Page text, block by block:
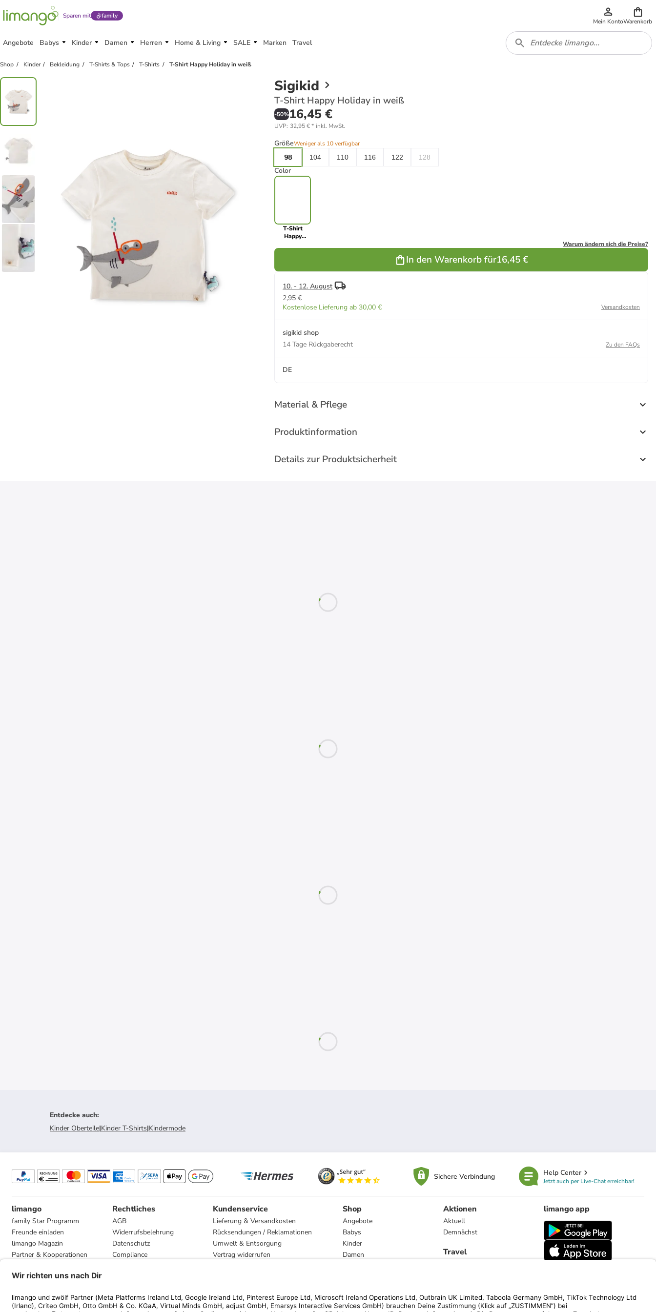
Sparen mit family
Mein KontoWarenkorb
Angebote Babys Kinder Damen Herren Home & Living SALE Marken Travel
Shop Kinder Bekleidung T-Shirts & Tops T-Shirts T-Shirt Happy Holiday in weiß
Sigikid
T-Shirt Happy Holiday in weiß
-50%16,45 €
UVP: 32,95 €* inkl. MwSt.
GrößeWeniger als 10 verfügbar
98
104 110 116 122 128
Color
T-Shirt
Happy
Warum ändern sich die Preise?
In den Warenkorb für16,45 €
10. - 12. August
2,95 €
Kostenlose Lieferung ab 30,00 €
Versandkosten
sigikid shop
14 Tage Rückgaberecht
Zu den FAQs
DE
Material & Pflege
Produktinformation
Details zur Produktsicherheit
Entdecke auch:
Kinder Oberteile|Kinder T-Shirts|Kindermode
Sichere Verbindung Help Center
Jetzt auch per Live-Chat erreichbar!
limango
family Star Programm
Freunde einladen
limango Magazin
Partner & Kooperationen
Presse
Rechtliches
AGB
Widerrufsbelehrung
Datenschutz
Compliance
Kundenservice
Lieferung & Versandkosten
Rücksendungen / Reklamationen
Umwelt & Entsorgung
Vertrag widerrufen
Shop
Angebote
Babys
Kinder
Damen
Marken
Aktionen
Aktuell
Demnächst
Travel
limango app